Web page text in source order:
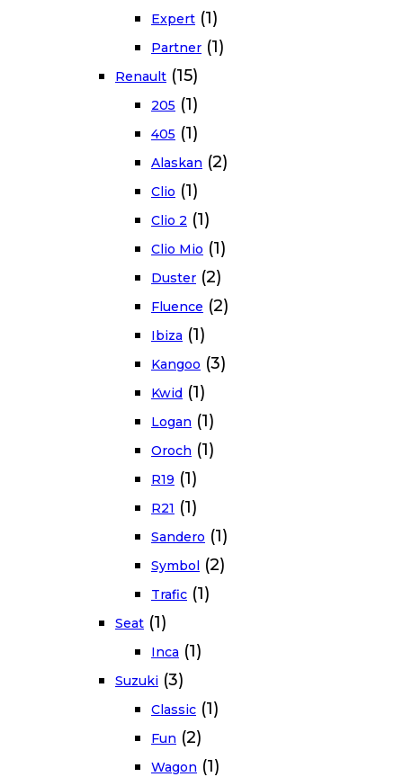
Expert (1)
Partner (1)
Renault (15)
205 (1)
405 (1)
Alaskan (2)
Clio (1)
Clio 2 (1)
Clio Mio (1)
Duster (2)
Fluence (2)
Ibiza (1)
Kangoo (3)
Kwid (1)
Logan (1)
Oroch (1)
R19 (1)
R21 (1)
Sandero (1)
Symbol (2)
Trafic (1)
Seat (1)
Inca (1)
Suzuki (3)
Classic (1)
Fun (2)
Wagon (1)